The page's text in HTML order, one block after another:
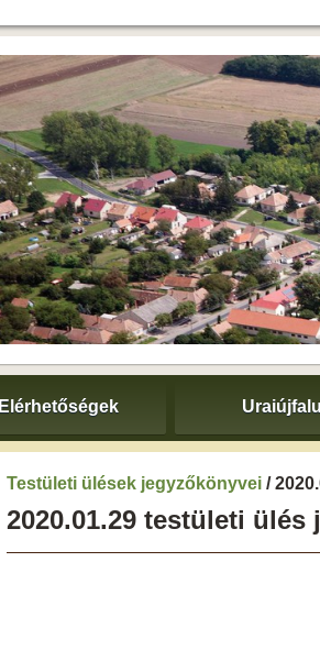
Elérhetőségek Uraiújfalu
Testületi ülések jegyzőkönyvei /
2020.01.29 testületi ülés